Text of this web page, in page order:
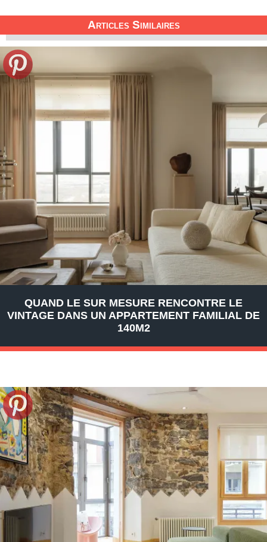
Articles Similaires
QUAND LE SUR MESURE RENCONTRE LE
VINTAGE DANS UN APPARTEMENT FAMILIAL DE
140M2